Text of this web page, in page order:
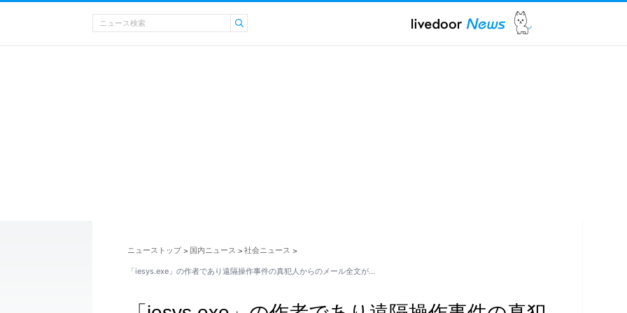
ニューストップ > 国内ニュース > 社会ニュース >
「iesys.exe」の作者であり遠隔操作事件の真犯人からのメール全文が…